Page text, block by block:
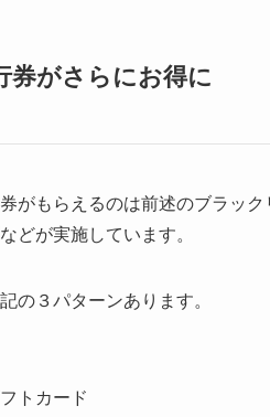
券がさらにお得に
がもらえるのは前述のブラッ
どが実施しています。
の３パターンあります。
トカード